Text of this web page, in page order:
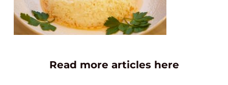
Read more articles here